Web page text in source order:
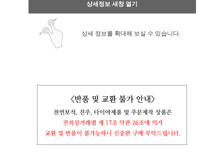
상세정보 새창 열기
상세 정보를 확대해 보실 수 있습니다.